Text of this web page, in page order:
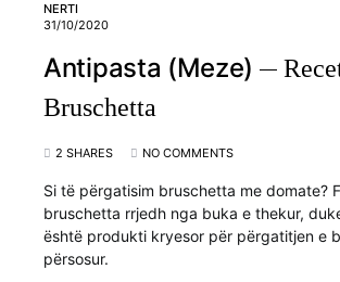
NERTI
31/10/2020
Antipasta (Meze)
Bruschetta
2 SHARES NO COMMENTS
Si të përgatisim bruschetta me domate?
bruschetta rrjedh nga buka e thekur,
është produkti kryesor për përgatitjen e
përsosur.